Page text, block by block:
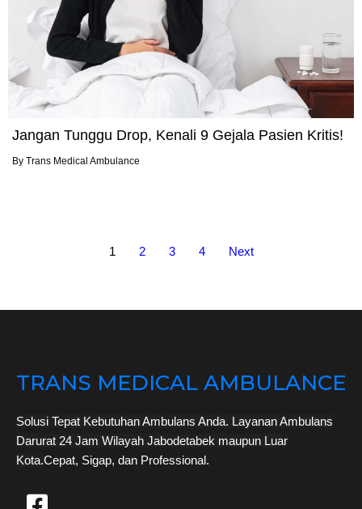
Jangan Tunggu Drop, Kenali 9 Gejala Pasien Kritis!
By Trans Medical Ambulance
1 2 3 4 Next
TRANS MEDICAL AMBULANCE
Solusi Tepat Kebutuhan Ambulans Anda. Layanan Ambulans
Darurat 24 Jam Wilayah Jabodetabek maupun Luar
Kota.Cepat, Sigap, dan Professional.